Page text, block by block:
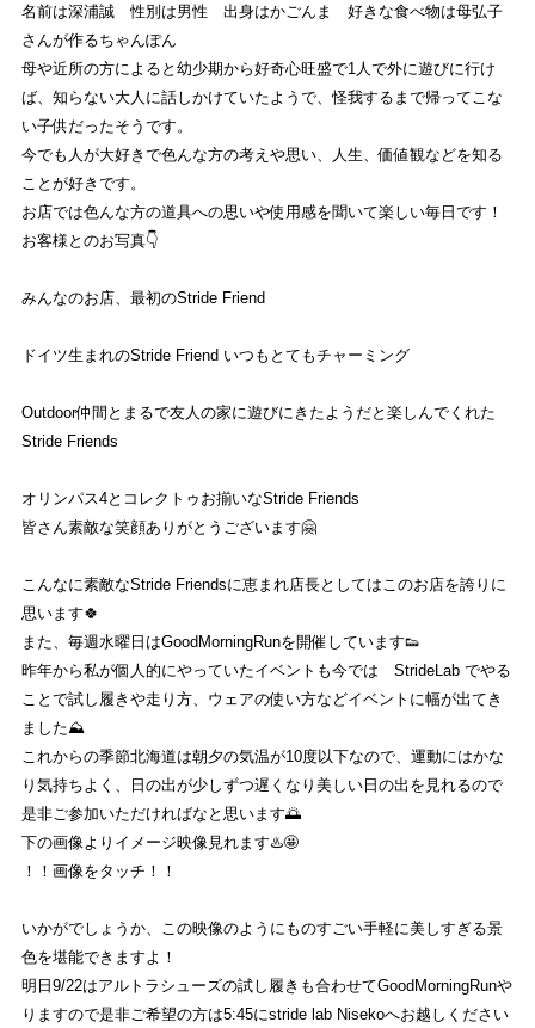
SHOP
店舗一覧
RECRUIT
ストライトラボニセコ店TOP
EVENT
REVIEW
ストライトラボニセコ店独自の 商品レビュー
ストライトラボニセコ店のスタッフブログ
SHOP INFORMATION
ストライトラボニセコ店 店舗情報
名前は深浦誠 性別は男性 出身はかごんま 好きな食べ物は母弘子
さんが作るちゃんぽん
母や近所の方によると幼少期から好奇心旺盛で1人で外に遊びに行け
ば、知らない大人に話しかけていたようで、怪我するまで帰ってこな
い子供だったそうです。
今でも人が大好きで色んな方の考えや思い、人生、価値観などを知る
ことが好きです。
お店では色んな方の道具への思いや使用感を聞いて楽しい毎日です！
お客様とのお写真👇
みんなのお店、最初のStride Friend
ドイツ生まれのStride Friend いつもとてもチャーミング
Outdoor仲間とまるで友人の家に遊びにきたようだと楽しんでくれた
Stride Friends
オリンパス4とコレクトゥお揃いなStride Friends
皆さん素敵な笑顔ありがとうございます🤗
こんなに素敵なStride Friendsに恵まれ店長としてはこのお店を誇りに
思います🍀
また、毎週水曜日はGoodMorningRunを開催しています👟
昨年から私が個人的にやっていたイベントも今では StrideLab でやる
ことで試し履きや走り方、ウェアの使い方などイベントに幅が出てき
ました⛰
これからの季節北海道は朝夕の気温が10度以下なので、運動にはかな
り気持ちよく、日の出が少しずつ遅くなり美しい日の出を見れるので
是非ご参加いただければなと思います🌅
下の画像よりイメージ映像見れます♨️🤩
！！画像をタッチ！！
いかがでしょうか、この映像のようにものすごい手軽に美しすぎる景
色を堪能できますよ！
明日9/22はアルトラシューズの試し履きも合わせてGoodMorningRunや
りますので是非ご希望の方は5:45にstride lab Nisekoへお越しください